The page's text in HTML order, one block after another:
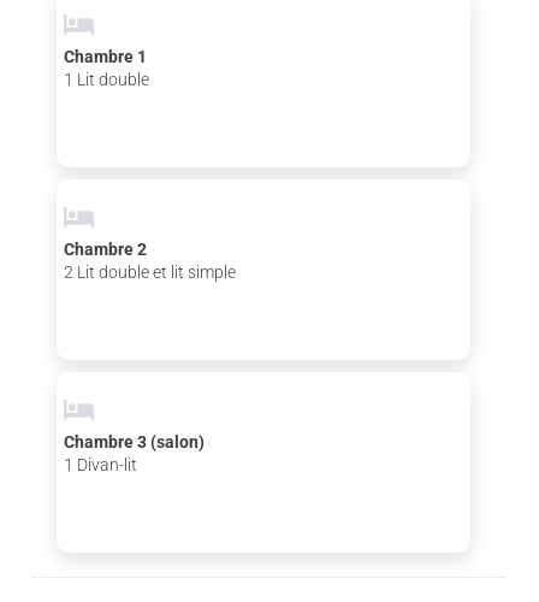
Chambre 1
1 Lit double
Chambre 2
2 Lit double et lit simple
Chambre 3 (salon)
1 Divan-lit